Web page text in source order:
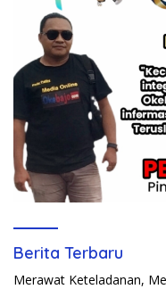
Berita Terbaru
Merawat Keteladanan,